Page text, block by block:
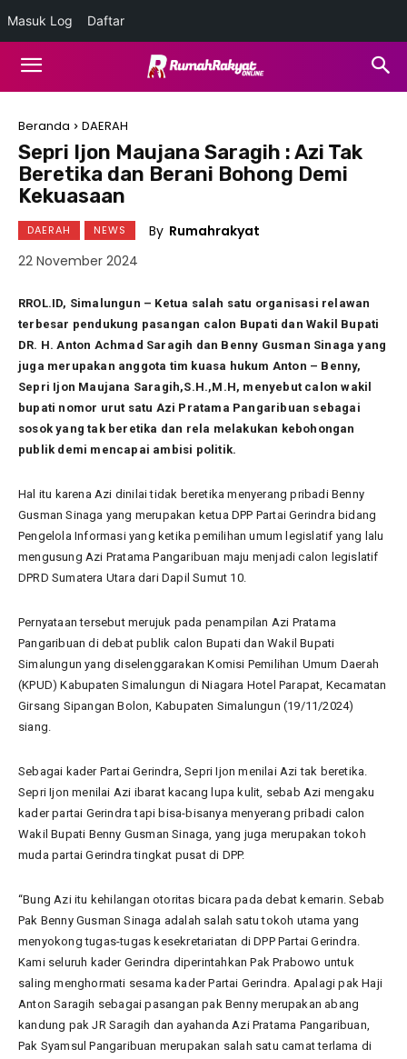
Beranda DAERAH
Sepri Ijon Maujana Saragih : Azi Tak
Beretika dan Berani Bohong Demi
Kekuasaan
DAERAH NEWS By Rumahrakyat
22 November 2024
RROL.ID, Simalungun – Ketua salah satu organisasi relawan
terbesar pendukung pasangan calon Bupati dan Wakil Bupati
DR. H. Anton Achmad Saragih dan Benny Gusman Sinaga yang
juga merupakan anggota tim kuasa hukum Anton – Benny,
Sepri Ijon Maujana Saragih,S.H.,M.H, menyebut calon wakil
bupati nomor urut satu Azi Pratama Pangaribuan sebagai
sosok yang tak beretika dan rela melakukan kebohongan
publik demi mencapai ambisi politik.
Hal itu karena Azi dinilai tidak beretika menyerang pribadi Benny
Gusman Sinaga yang merupakan ketua DPP Partai Gerindra bidang
Pengelola Informasi yang ketika pemilihan umum legislatif yang lalu
mengusung Azi Pratama Pangaribuan maju menjadi calon legislatif
DPRD Sumatera Utara dari Dapil Sumut 10.
Pernyataan tersebut merujuk pada penampilan Azi Pratama
Pangaribuan di debat publik calon Bupati dan Wakil Bupati
Simalungun yang diselenggarakan Komisi Pemilihan Umum Daerah
(KPUD) Kabupaten Simalungun di Niagara Hotel Parapat, Kecamatan
Girsang Sipangan Bolon, Kabupaten Simalungun (19/11/2024)
siang.
Sebagai kader Partai Gerindra, Sepri Ijon menilai Azi tak beretika.
Sepri Ijon menilai Azi ibarat kacang lupa kulit, sebab Azi mengaku
kader partai Gerindra tapi bisa-bisanya menyerang pribadi calon
Wakil Bupati Benny Gusman Sinaga, yang juga merupakan tokoh
muda partai Gerindra tingkat pusat di DPP.
“Bung Azi itu kehilangan otoritas bicara pada debat kemarin. Sebab
Pak Benny Gusman Sinaga adalah salah satu tokoh utama yang
menyokong tugas-tugas kesekretariatan di DPP Partai Gerindra.
Kami seluruh kader Gerindra diperintahkan Pak Prabowo untuk
saling menghormati sesama kader Partai Gerindra. Apalagi pak Haji
Anton Saragih sebagai pasangan pak Benny merupakan abang
kandung pak JR Saragih dan ayahanda Azi Pratama Pangaribuan,
Pak Syamsul Pangaribuan merupakan salah satu camat terlama di
Masuk Log Daftar